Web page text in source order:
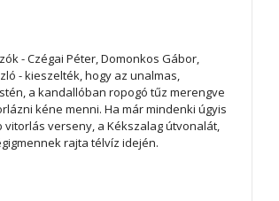
- Czégai Péter, Domonkos Gábor,
- kieszelték, hogy az unalmas,
a kandallóban ropogó tűz merengve
kéne menni. Ha már mindenki úgyis
verseny, a Kékszalag útvonalát,
rajta télvíz idején.